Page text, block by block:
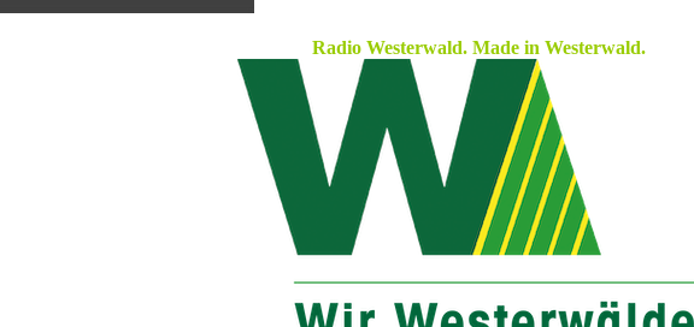
Radio Westerwald. Made in Westerwald.